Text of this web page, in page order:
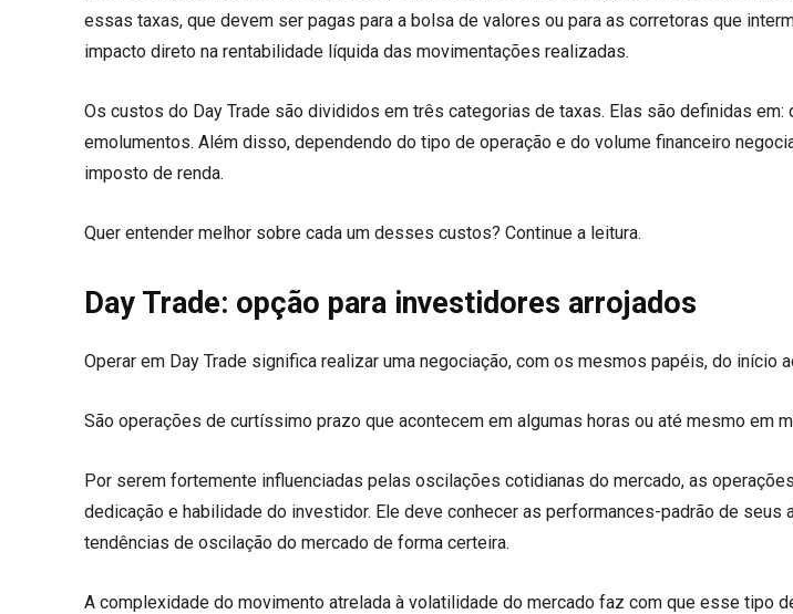
essas taxas, que devem ser pagas para a bolsa de valores ou para as corretoras que
impacto direto na rentabilidade líquida das movimentações realizadas.
Os custos do Day Trade são divididos em três categorias de taxas. Elas são definidas em:
emolumentos. Além disso, dependendo do tipo de operação e do volume financeiro
imposto de renda.
Quer entender melhor sobre cada um desses custos? Continue a leitura.
Day Trade: opção para investidores arrojados
Operar em Day Trade significa realizar uma negociação, com os mesmos papéis, do início
São operações de curtíssimo prazo que acontecem em algumas horas ou até mesmo em
Por serem fortemente influenciadas pelas oscilações cotidianas do mercado, as
dedicação e habilidade do investidor. Ele deve conhecer as performances-padrão de seus
tendências de oscilação do mercado de forma certeira.
A complexidade do movimento atrelada à volatilidade do mercado faz com que esse tipo